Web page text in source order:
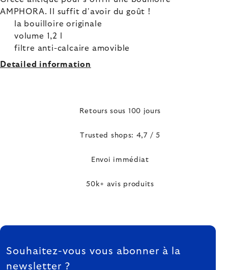
AMPHORA. Il suffit d'avoir du goût !
la bouilloire originale
volume 1,2 l
filtre anti-calcaire amovible
Detailed information
Retours sous 100 jours
Trusted shops: 4,7 / 5
Envoi immédiat
50k+ avis produits
FOOTER
Souhaitez-vous vous abonner à la
newsletter ?